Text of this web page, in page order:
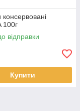
100г
відправки
Купити